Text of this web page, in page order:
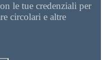
le tue credenziali per
circolari e altre